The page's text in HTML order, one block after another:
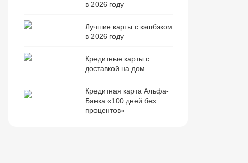
в 2026 году
Лучшие карты с кэшбэком
в 2026 году
Кредитные карты с
доставкой на дом
Кредитная карта Альфа-
Банка «100 дней без
процентов»